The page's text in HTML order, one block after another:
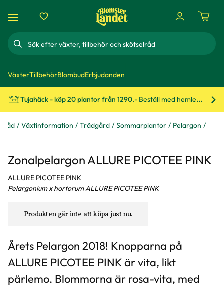
Sök
VäxterTillbehörBlombudErbjudanden
Tujahäck - köp 20 plantor från 1290.- Beställ med hemleverans!
råd Växtinformation Trädgård Sommarplantor Pelargon
Zonalpelargon ALLURE PICOTEE PINK
ALLURE PICOTEE PINK
Pelargonium x hortorum ALLURE PICOTEE PINK
Produkten går inte att köpa just nu.
Årets Pelargon 2018! Knopparna på
ALLURE PICOTEE PINK är vita, likt
pärlemo. Blommorna är rosa-vita, med